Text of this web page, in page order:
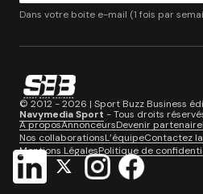
Dans votre boite e-mail (1 fois par
© 2012 - 2026 | Sport Buzz Business
Navymedia Sport - Tous droits
A proposAnnonceursDevenir partenaire
Nos collaborationsL’équipeContactez
Mentions LégalesPolitique de